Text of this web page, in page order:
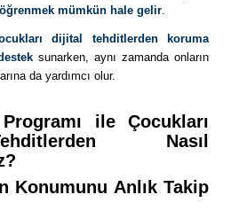
mümkün hale gelir.
dijital tehditlerden koruma
sunarken, aynı zamanda onların
da yardımcı olur.
ile Çocukları
Nasıl
Konumunu Anlık Takip